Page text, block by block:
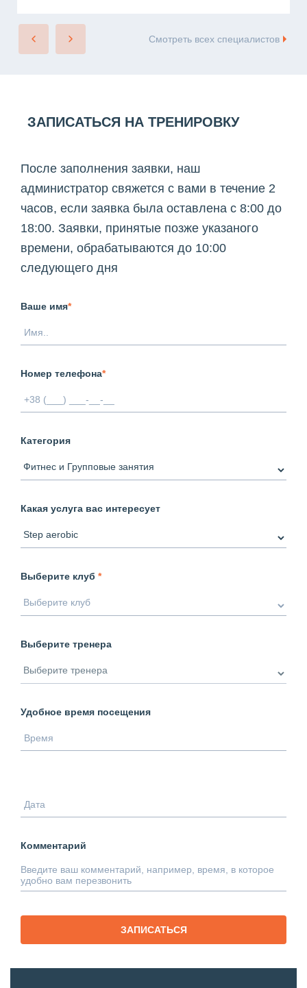
Смотреть всех специалистов
ЗАПИСАТЬСЯ НА ТРЕНИРОВКУ
После заполнения заявки, наш
администратор свяжется с вами в течение 2
часов, если заявка была оставлена с 8:00 до
18:00. Заявки, принятые позже указаного
времени, обрабатываются до 10:00
следующего дня
Ваше имя*
Номер телефона*
Категория
Какая услуга вас интересует
Выберите клуб *
Выберите тренера
Удобное время посещения
Комментарий
ЗАПИСАТЬСЯ